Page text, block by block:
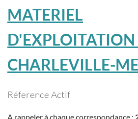
MATERIEL
CHARLEVILLE-
Réference Actif
A rappeler à chaque correspondance :